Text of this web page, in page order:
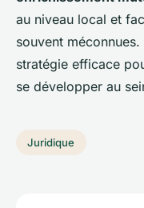
au niveau local et
souvent
stratégie efficace
se développer au
Juridique